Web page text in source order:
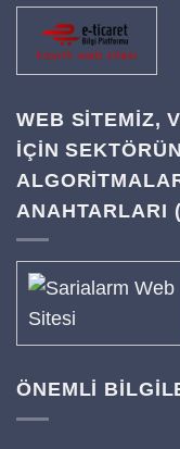
WEB SITEMIZ,
IÇIN
ANAHTARLARI
ÖNEMLİ